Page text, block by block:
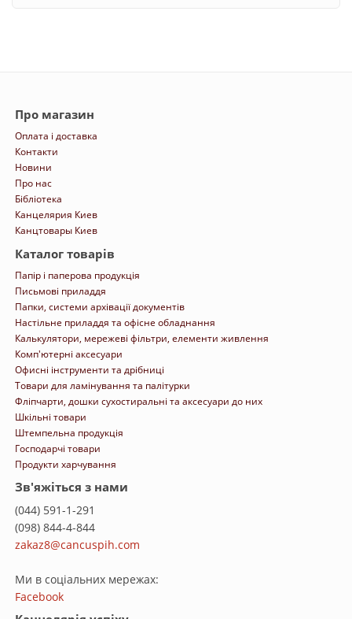
Про магазин
Оплата і доставка
Контакти
Новини
Про нас
Бібліотека
Канцелярия Киев
Канцтовары Киев
Каталог товарів
Папір і паперова продукція
Письмові приладдя
Папки, системи архівації документів
Настільне приладдя та офісне обладнання
Калькулятори, мережеві фільтри, елементи живлення
Комп'ютерні аксесуари
Офисні інструменти та дрібниці
Товари для ламінування та палітурки
Фліпчарти, дошки сухостиральні та аксесуари до них
Шкільні товари
Штемпельна продукція
Господарчі товари
Продукти харчування
Зв'яжіться з нами
(044) 591-1-291
(098) 844-4-844
zakaz8@cancuspih.com
Ми в соціальних мережах:
Facebook